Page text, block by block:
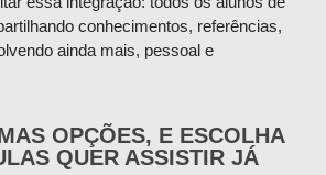
conhecimentos, referências,
ainda mais, pessoal e
OPÇÕES, E ESCOLHA
QUER ASSISTIR JÁ